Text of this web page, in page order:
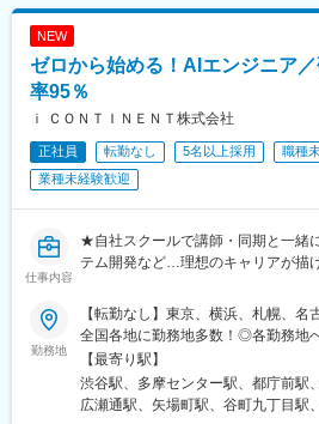
槻駅、高槻市駅、天王寺駅、新今宮
阪府)、南森町駅、森ノ宮駅、枚方
駅(愛知県)、高蔵寺駅、ＪＲ難波駅
駅(愛知県)、大阪駅、新大阪駅、北
名古屋駅、名鉄名古屋駅、博多駅、
空港駅(鉄道)、姪浜駅、西新駅、天
川端駅、千早駅、北参道駅、青井駅
ライナー)、祐天寺駅、江古田駅、二
レール)、百舌鳥八幡駅、大阪天満
橋駅、なんば駅(地下鉄)、なかもず
駅、新桜台駅、梅田駅(地下鉄)、蒲
物園前駅、駅前駅、平安通駅、呉服
駅、東武練馬駅、新横浜駅、横浜駅
戸新田駅、松飛台駅、スポーツセン
駅、海浜幕張駅、誉田駅、前原駅、
県)、南浦和駅、さいたま新都心駅
駅、川口元郷駅、西川口駅、東川口
駅、平林駅(大阪府)、中ふ頭駅、ポ
ター前駅、西大橋駅、肥後橋駅、阿
駅、大阪ビジネスパーク駅、心斎
門真南駅、横堤駅、矢田駅(大阪府)
府)、出戸駅、中津駅(大阪府・阪急
津駅(地下鉄)、中崎町駅、扇町駅(大
(阪神線)、中村公園駅、矢場町駅、
比野駅(名古屋市営)、伏屋駅、稲永
NEW
ゼロから始める！AIエンジニア
率95％
ｉ ＣＯＮＴＩＮＥＮＴ株式会社
正社員 転勤なし 5名以上採用
職種
業種未経験歓迎
仕事内容
★自社スクールで講師・同期と一緒
テム開発など…理想のキャリアが描
勤務地
【転勤なし】東京、横浜、札幌、
全国各地に勤務地多数！◎各勤務地
し勤務先を決定します◎入社後、経
ート案件もあり【東京渋谷本社】東
カリエ33F【東京BPOセンター】東
【最寄り駅】
渋谷駅、多摩センター駅、都庁前駅
広瀬通駅、矢場町駅、谷町九丁目駅